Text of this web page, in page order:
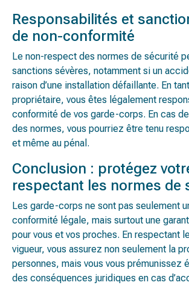
Responsabilités et
de non-conformité
Le non-respect des normes de sécurité
sanctions sévères, notamment si un
raison d’une installation défaillante. En
propriétaire, vous êtes légalement
conformité de vos garde-corps. En cas
des normes, vous pourriez être tenu
et même au pénal.
Conclusion : protégez
respectant les normes de
Les garde-corps ne sont pas seulement
conformité légale, mais surtout une
pour vous et vos proches. En respectant
vigueur, vous assurez non seulement la
personnes, mais vous vous prémunissez
des conséquences juridiques en cas